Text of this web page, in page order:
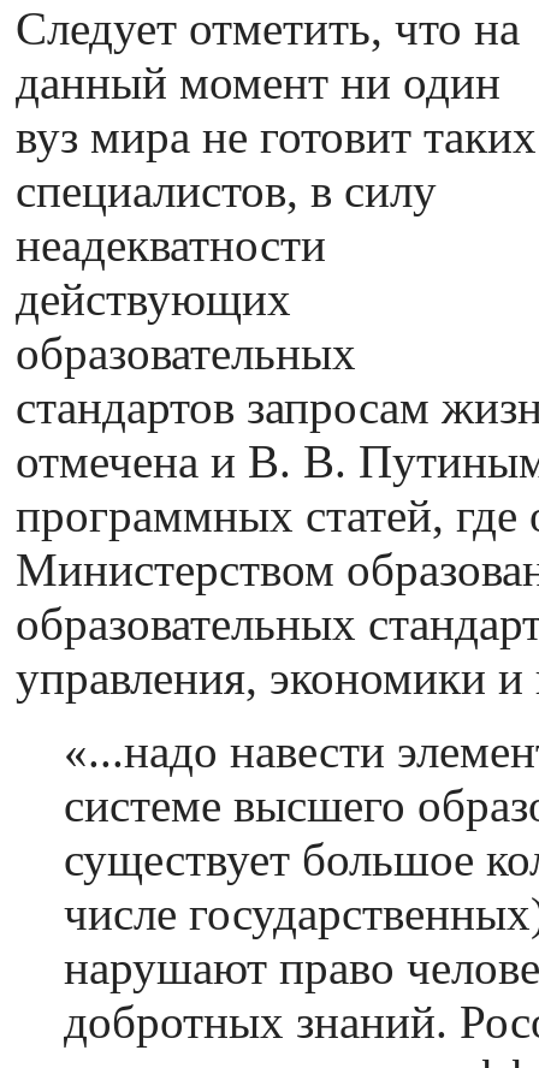
Следует отметить, что на
данный момент ни один
вуз мира не готовит таких
специалистов, в силу
неадекватности
действующих
образовательных
стандартов запросам
отмечена и В. В.
программных статей, где
Министерством
образовательных
управления, экономики
«...надо навести
системе высшего
существует большое
числе
нарушают право
добротных знаний.